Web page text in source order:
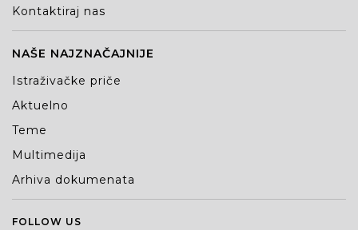
Kontaktiraj nas
NAŠE NAJZNAČAJNIJE
Istraživačke priče
Aktuelno
Teme
Multimedija
Arhiva dokumenata
FOLLOW US